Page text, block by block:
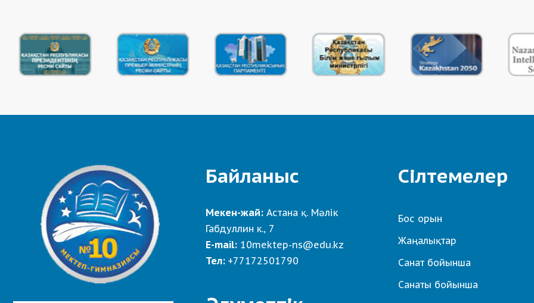
Байланыс
Мекен-жай: Астана қ. Мәлік
Габдуллин к., 7
E-mail: 10mektep-ns@edu.kz
Тел: +77172501790
Сілтемелер
Бос орын
Жаңалықтар
Санат бойынша
Санаты бойынша